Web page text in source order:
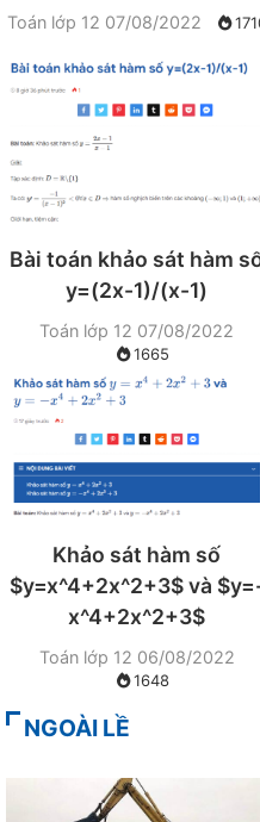
Toán lớp 12 07/08/2022
Bài toán khảo sát hàm
y=(2x-1)/(x-1)
Toán lớp 12 07/08/2022
1665
Khảo sát hàm số
$y=x^4+2x^2+3$ và
x^4+2x^2+3$
Toán lớp 12 06/08/2022
1648
NGOÀI LỀ